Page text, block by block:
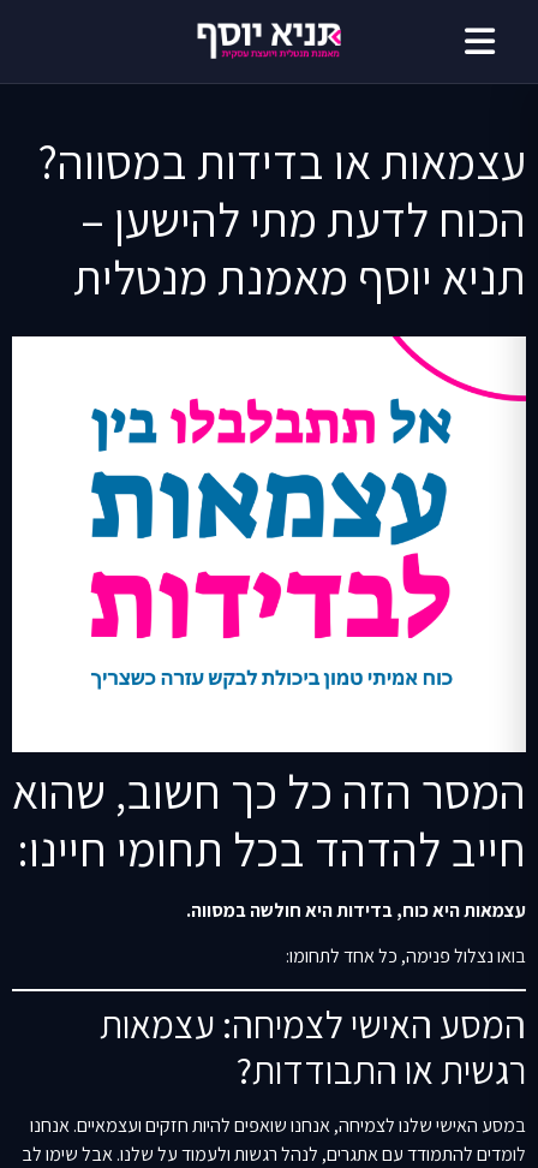
עצמאות או בדידות במסווה?
הכוח לדעת מתי להישען –
תניא יוסף מאמנת מנטלית
המסר הזה כל כך חשוב, שהוא
חייב להדהד בכל תחומי חיינו:
עצמאות היא כוח, בדידות היא חולשה במסווה.
בואו נצלול פנימה, כל אחד לתחומו:
המסע האישי לצמיחה: עצמאות
רגשית או התבודדות?
במסע האישי שלנו לצמיחה, אנחנו שואפים להיות חזקים ועצמאיים. אנחנו
לומדים להתמודד עם אתגרים, לנהל רגשות ולעמוד על שלנו. אבל שימו לב